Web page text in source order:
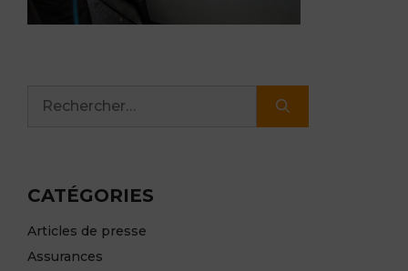
CATÉGORIES
Articles de presse
Assurances